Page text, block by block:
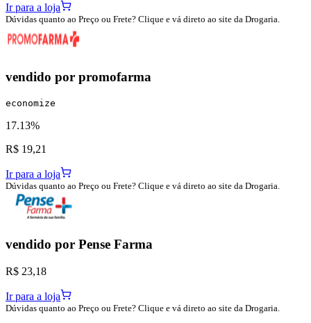
Ir para a loja
Dúvidas quanto ao Preço ou Frete? Clique e vá direto ao site da Drogaria.
vendido por promofarma
economize
17.13%
R$ 19,21
Ir para a loja
Dúvidas quanto ao Preço ou Frete? Clique e vá direto ao site da Drogaria.
vendido por Pense Farma
R$ 23,18
Ir para a loja
Dúvidas quanto ao Preço ou Frete? Clique e vá direto ao site da Drogaria.